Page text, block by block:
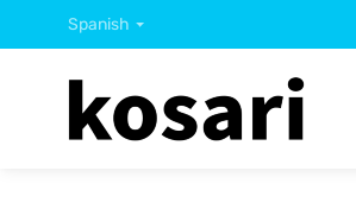
Spanish